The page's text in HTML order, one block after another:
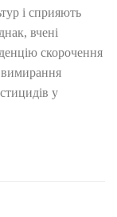
і сприяють
вчені
скорочення
вимирання
у